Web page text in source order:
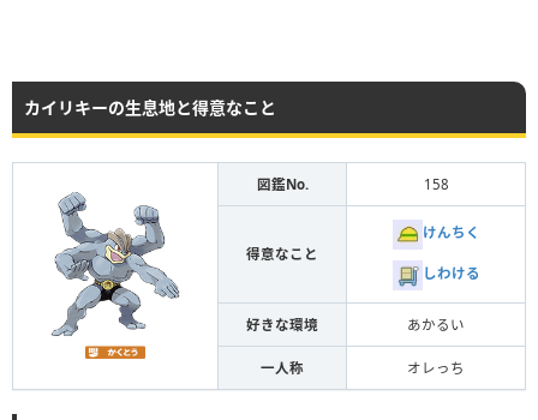
カイリキーの生息地と得意なこと
図鑑No. 158
得意なこと
けんちく
しわける
好きな環境 あかるい
一人称 オレっち